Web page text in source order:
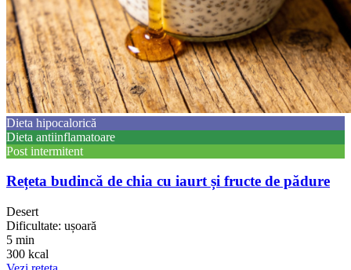
Dieta hipocalorică
Dieta antiinflamatoare
Post intermitent
Rețeta budincă de chia cu iaurt și fructe de pădure
Desert
Dificultate: ușoară
5 min
300 kcal